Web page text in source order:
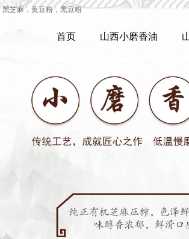
芝麻，黄豆粉，黑豆粉
首页 山西小磨香油